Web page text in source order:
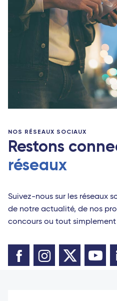
NOS RÉSEAUX SOCIAUX
Restons
réseaux
Suivez-nous sur les réseaux
de notre actualité, de nos
concours ou tout